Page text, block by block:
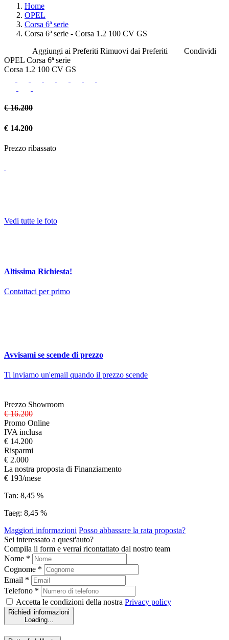
Home
OPEL
Corsa 6ª serie
Corsa 6ª serie - Corsa 1.2 100 CV GS
Aggiungi ai Preferiti Rimuovi dai Preferiti
Condividi
OPEL Corsa 6ª serie
Corsa 1.2 100 CV GS
€ 16.200
€ 14.200
Prezzo ribassato
Vedi tutte le foto
Altissima Richiesta!
Contattaci per primo
Avvisami se scende di prezzo
Ti inviamo un'email quando il prezzo scende
Prezzo Showroom
€ 16.200
Promo Online
IVA inclusa
€ 14.200
Risparmi
€ 2.000
La nostra proposta di Finanziamento
€ 193/mese
Tan: 8,45 %
Taeg: 8,45 %
Maggiori informazioni Posso abbassare la rata proposta?
Sei interessato a quest'auto?
Compila il form e verrai ricontattato dal nostro team
Nome *
Cognome *
Email *
Telefono *
Accetta le condizioni della nostra Privacy policy
Richiedi informazioni
Loading...